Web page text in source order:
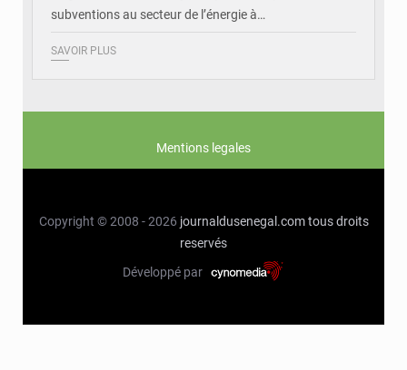
subventions au secteur de l’énergie à…
SAVOIR PLUS
Mentions legales
Copyright © 2008 - 2026 journaldusenegal.com tous droits
reservés
Développé par